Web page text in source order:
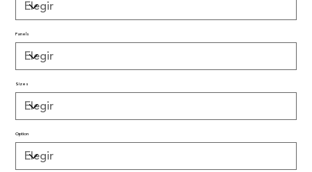
Panels
Sizes
Option